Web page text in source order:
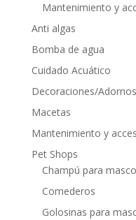
Mantenimiento y
Anti algas
Bomba de agua
Cuidado Acuático
Decoraciones/Adornos
Macetas
Mantenimiento y
Pet Shops
Champú para
Comederos
Golosinas para